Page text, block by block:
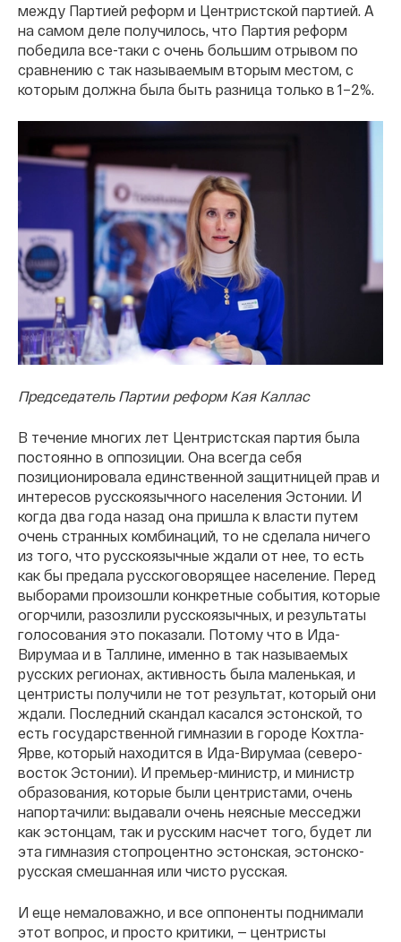
между Партией реформ и Центристской партией. А
на самом деле получилось, что Партия реформ
победила все-таки с очень большим отрывом по
сравнению с так называемым вторым местом, с
которым должна была быть разница только в 1–2%.
Председатель Партии реформ Кая Каллас
В течение многих лет Центристская партия была
постоянно в оппозиции. Она всегда себя
позиционировала единственной защитницей прав и
интересов русскоязычного населения Эстонии. И
когда два года назад она пришла к власти путем
очень странных комбинаций, то не сделала ничего
из того, что русскоязычные ждали от нее, то есть
как бы предала русскоговорящее население. Перед
выборами произошли конкретные события, которые
огорчили, разозлили русскоязычных, и результаты
голосования это показали. Потому что в Ида-
Вирумаа и в Таллине, именно в так называемых
русских регионах, активность была маленькая, и
центристы получили не тот результат, который они
ждали. Последний скандал касался эстонской, то
есть государственной гимназии в городе Кохтла-
Ярве, который находится в Ида-Вирумаа (северо-
восток Эстонии). И премьер-министр, и министр
образования, которые были центристами, очень
напортачили: выдавали очень неясные месседжи
как эстонцам, так и русским насчет того, будет ли
эта гимназия стопроцентно эстонская, эстонско-
русская смешанная или чисто русская.
И еще немаловажно, и все оппоненты поднимали
этот вопрос, и просто критики, — центристы